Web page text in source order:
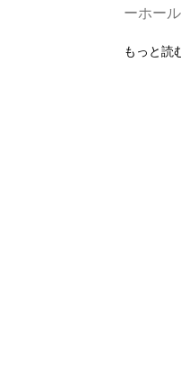
ーホー
もっと読